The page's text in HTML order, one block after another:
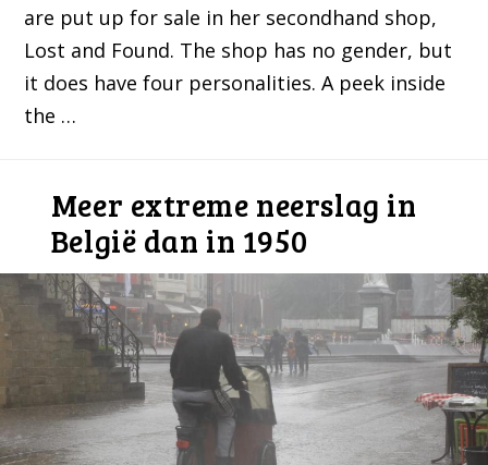
are put up for sale in her secondhand shop,
Lost and Found. The shop has no gender, but
it does have four personalities. A peek inside
the …
Meer extreme neerslag in
België dan in 1950